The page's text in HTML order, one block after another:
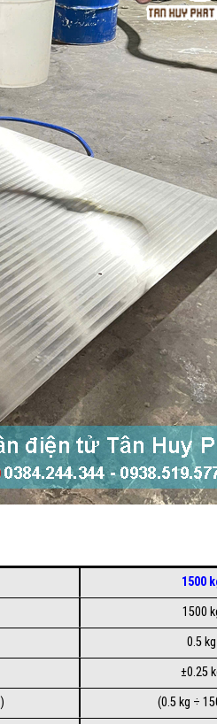
1500
1500
0.5 kg
±0.25
(0.5 kg ÷